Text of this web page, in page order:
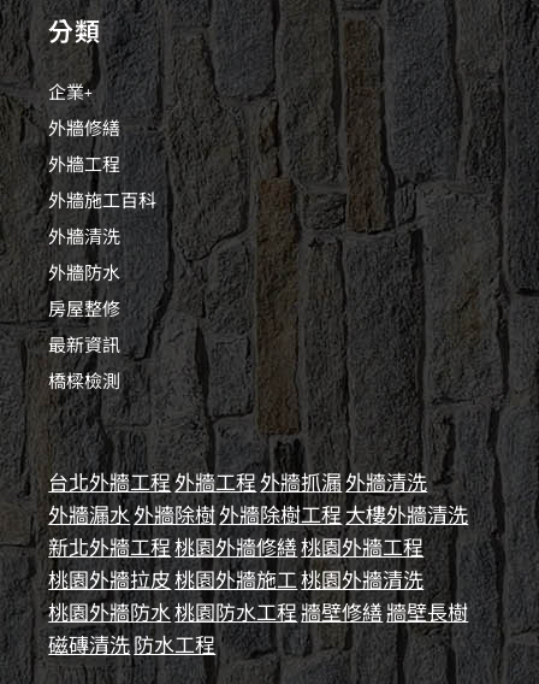
分類
企業+
外牆修繕
外牆工程
外牆施工百科
外牆清洗
外牆防水
房屋整修
最新資訊
橋樑檢測
台北外牆工程外牆工程 外牆抓漏外牆清洗
外牆漏水外牆除樹外牆除樹工程 大樓外牆清洗
新北外牆工程桃園外牆修繕桃園外牆工程
桃園外牆拉皮 桃園外牆施工 桃園外牆清洗
桃園外牆防水桃園防水工程 牆壁修繕牆壁長樹
磁磚清洗防水工程